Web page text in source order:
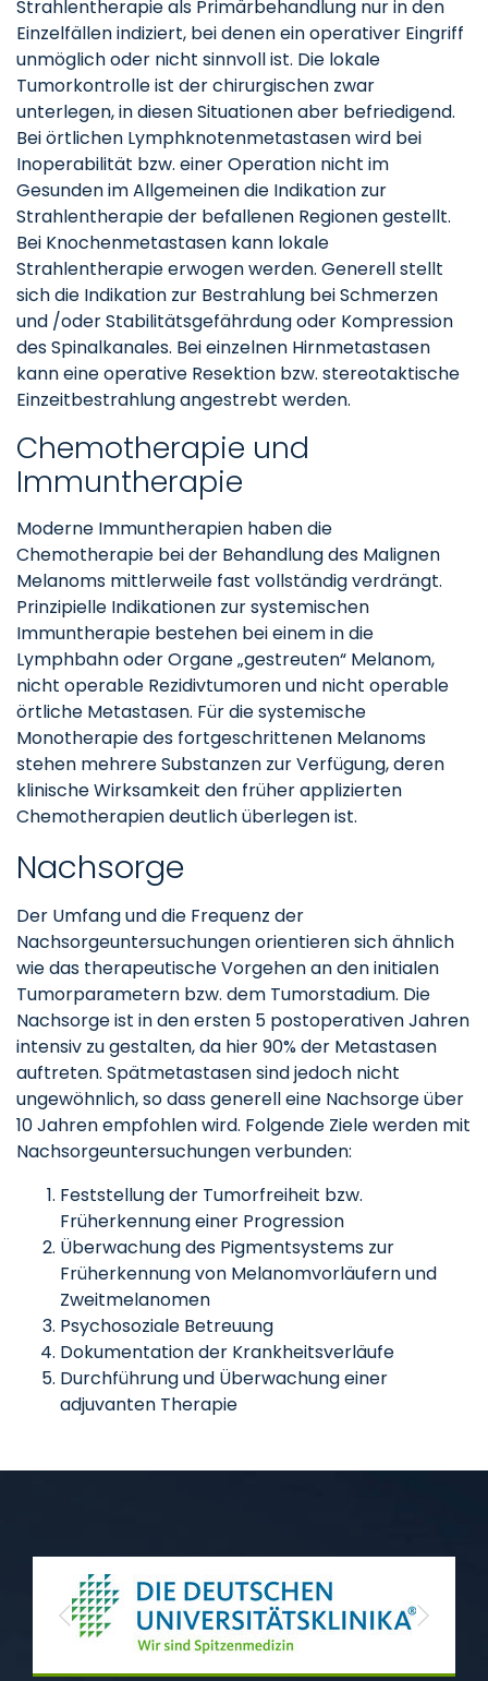
Strahlentherapie als Primärbehandlung nur in den
Einzelfällen indiziert, bei denen ein operativer Eingriff
unmöglich oder nicht sinnvoll ist. Die lokale
Tumorkontrolle ist der chirurgischen zwar
unterlegen, in diesen Situationen aber befriedigend.
Bei örtlichen Lymphknotenmetastasen wird bei
Inoperabilität bzw. einer Operation nicht im
Gesunden im Allgemeinen die Indikation zur
Strahlentherapie der befallenen Regionen gestellt.
Bei Knochenmetastasen kann lokale
Strahlentherapie erwogen werden. Generell stellt
sich die Indikation zur Bestrahlung bei Schmerzen
und /oder Stabilitätsgefährdung oder Kompression
des Spinalkanales. Bei einzelnen Hirnmetastasen
kann eine operative Resektion bzw. stereotaktische
Einzeitbestrahlung angestrebt werden.
Chemotherapie und
Immuntherapie
Moderne Immuntherapien haben die
Chemotherapie bei der Behandlung des Malignen
Melanoms mittlerweile fast vollständig verdrängt.
Prinzipielle Indikationen zur systemischen
Immuntherapie bestehen bei einem in die
Lymphbahn oder Organe „gestreuten“ Melanom,
nicht operable Rezidivtumoren und nicht operable
örtliche Metastasen. Für die systemische
Monotherapie des fortgeschrittenen Melanoms
stehen mehrere Substanzen zur Verfügung, deren
klinische Wirksamkeit den früher applizierten
Chemotherapien deutlich überlegen ist.
Nachsorge
Der Umfang und die Frequenz der
Nachsorgeuntersuchungen orientieren sich ähnlich
wie das therapeutische Vorgehen an den initialen
Tumorparametern bzw. dem Tumorstadium. Die
Nachsorge ist in den ersten 5 postoperativen Jahren
intensiv zu gestalten, da hier 90% der Metastasen
auftreten. Spätmetastasen sind jedoch nicht
ungewöhnlich, so dass generell eine Nachsorge über
10 Jahren empfohlen wird. Folgende Ziele werden mit
Nachsorgeuntersuchungen verbunden:
Feststellung der Tumorfreiheit bzw.
Früherkennung einer Progression
Überwachung des Pigmentsystems zur
Früherkennung von Melanomvorläufern und
Zweitmelanomen
Psychosoziale Betreuung
Dokumentation der Krankheitsverläufe
Durchführung und Überwachung einer
adjuvanten Therapie
Previous Next